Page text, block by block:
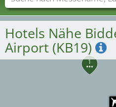
1
Hotels Nähe
Airport (KB19)
Messenamen Länder
Dienstleisterbranchen